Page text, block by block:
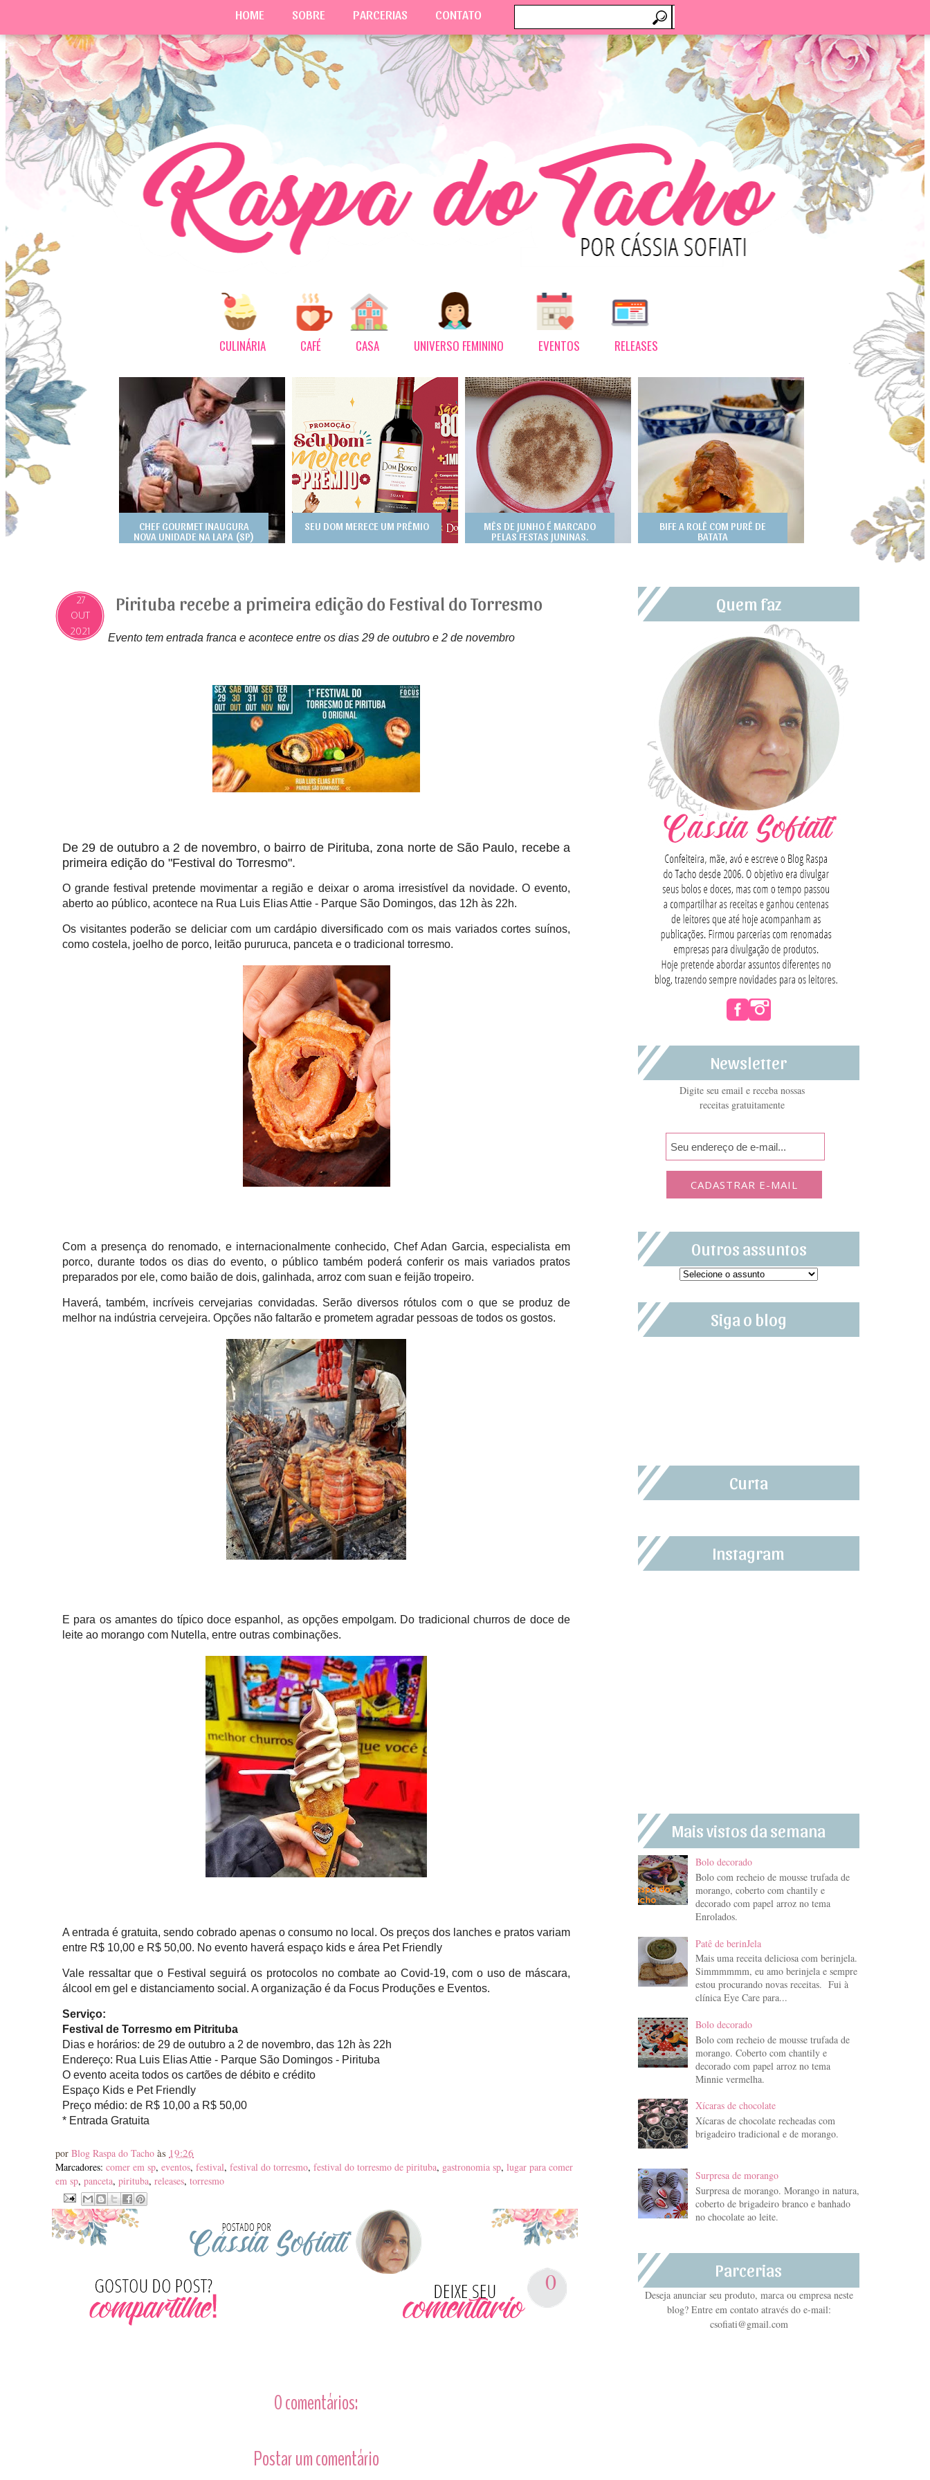
CULINÁRIA CAFÉ CASA UNIVERSO FEMININO EVENTOS RELEASES
CHEF GOURMET INAUGURA
NOVA UNIDADE NA LAPA (SP)
SEU DOM MERECE UM PRÊMIO
MÊS DE JUNHO É MARCADO
PELAS FESTAS JUNINAS.
BIFE A ROLÊ COM PURÊ DE
BATATA
27
OUT
2021
Pirituba recebe a primeira edição do Festival do Torresmo
Evento tem entrada franca e acontece entre os dias 29 de outubro e 2 de novembro
De 29 de outubro a 2 de novembro, o bairro de Pirituba, zona norte de São Paulo, recebe a
primeira edição do "Festival do Torresmo".
O grande festival pretende movimentar a região e deixar o aroma irresistível da novidade. O evento,
aberto ao público, acontece na Rua Luis Elias Attie - Parque São Domingos, das 12h às 22h.
Os visitantes poderão se deliciar com um cardápio diversificado com os mais variados cortes suínos,
como costela, joelho de porco, leitão pururuca, panceta e o tradicional torresmo.
Com a presença do renomado, e internacionalmente conhecido, Chef Adan Garcia, especialista em
porco, durante todos os dias do evento, o público também poderá conferir os mais variados pratos
preparados por ele, como baião de dois, galinhada, arroz com suan e feijão tropeiro.
Haverá, também, incríveis cervejarias convidadas. Serão diversos rótulos com o que se produz de
melhor na indústria cervejeira. Opções não faltarão e prometem agradar pessoas de todos os gostos.
E para os amantes do típico doce espanhol, as opções empolgam. Do tradicional churros de doce de
leite ao morango com Nutella, entre outras combinações.
A entrada é gratuita, sendo cobrado apenas o consumo no local. Os preços dos lanches e pratos variam
entre R$ 10,00 e R$ 50,00. No evento haverá espaço kids e área Pet Friendly
Vale ressaltar que o Festival seguirá os protocolos no combate ao Covid-19, com o uso de máscara,
álcool em gel e distanciamento social. A organização é da Focus Produções e Eventos.
Serviço:
Festival de Torresmo em Pitrituba
Dias e horários: de 29 de outubro a 2 de novembro, das 12h às 22h
Endereço: Rua Luis Elias Attie - Parque São Domingos - Pirituba
O evento aceita todos os cartões de débito e crédito
Espaço Kids e Pet Friendly
Preço médio: de R$ 10,00 a R$ 50,00
* Entrada Gratuita
por Blog Raspa do Tacho às 19:26
Marcadores: comer em sp, eventos, festival, festival do torresmo, festival do torresmo de pirituba, gastronomia sp, lugar para comer
em sp, panceta, pirituba, releases, torresmo
0
0 comentários:
Postar um comentário
Quem faz
Newsletter
Digite seu email e receba nossas
receitas gratuitamente
Outros assuntos
Siga o blog
Curta
Instagram
Mais vistos da semana
Bolo decorado
Bolo com recheio de mousse trufada de
morango, coberto com chantily e
decorado com papel arroz no tema
Enrolados.
Patê de berinJela
Mais uma receita deliciosa com berinjela.
Simmmmmm, eu amo berinjela e sempre
estou procurando novas receitas. Fui à
clínica Eye Care para...
Bolo decorado
Bolo com recheio de mousse trufada de
morango. Coberto com chantily e
decorado com papel arroz no tema
Minnie vermelha.
Xícaras de chocolate
Xícaras de chocolate recheadas com
brigadeiro tradicional e de morango.
Surpresa de morango
Surpresa de morango. Morango in natura,
coberto de brigadeiro branco e banhado
no chocolate ao leite.
Parcerias
Deseja anunciar seu produto, marca ou empresa neste
blog? Entre em contato através do e-mail:
csofiati@gmail.com
HOME SOBRE PARCERIAS CONTATO